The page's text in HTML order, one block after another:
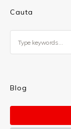
Cauta
Blog